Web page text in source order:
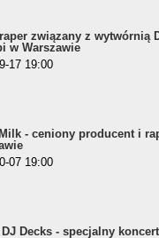
związany z wytwórnią
w Warszawie
17 19:00
- ceniony producent i
07 19:00
DJ Decks - specjalny